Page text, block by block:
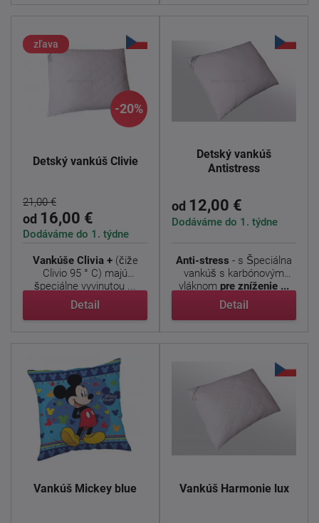
zľava
-20%
Detský vankúš Clivie
21,00 €
od 16,00 €
Dodáváme do 1. týdne
Vankúše Clivia +(čiže
Clivio 95 ° C) majú
špeciálne vyvinutou ...
Detail
Detský vankúš
Antistress
od 12,00 €
Dodáváme do 1. týdne
Anti-stress - s Špeciálna
vankúš s karbónovým
vláknom pre zníženie ...
Detail
Vankúš Mickey blue Vankúš Harmonie lux